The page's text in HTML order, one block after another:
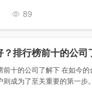
89
排行榜前十的公司
十的公司了解下 在如今
成为了至关重要的第一